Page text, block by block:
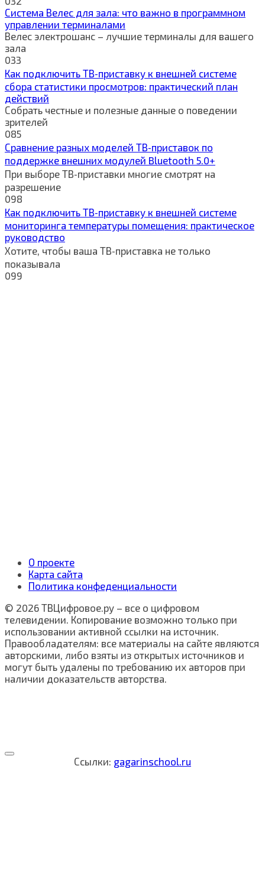
Система Велес для зала: что важно в программном
управлении терминалами
Велес электрошанс – лучшие терминалы для вашего
зала
033
Как подключить ТВ‑приставку к внешней системе
сбора статистики просмотров: практический план
действий
Собрать честные и полезные данные о поведении
зрителей
085
Сравнение разных моделей ТВ‑приставок по
поддержке внешних модулей Bluetooth 5.0+
При выборе ТВ‑приставки многие смотрят на
разрешение
098
Как подключить ТВ‑приставку к внешней системе
мониторинга температуры помещения: практическое
руководство
Хотите, чтобы ваша ТВ‑приставка не только
показывала
099
О проекте
Карта сайта
Политика конфеденциальности
© 2026 ТВЦифровое.ру – все о цифровом
телевидении. Копирование возможно только при
использовании активной ссылки на источник.
Правообладателям: все материалы на сайте являются
авторскими, либо взяты из открытых источников и
могут быть удалены по требованию их авторов при
наличии доказательств авторства.
Ссылки: gagarinschool.ru